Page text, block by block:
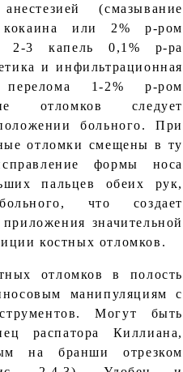
(смазывание
или 2% р-ром
2-3 капель 0,1% р-ра
и инфильтрационная
1-2% р-ром
отломков следует
больного. При
отломки смещены в ту
формы носа
пальцев обеих рук,
что создает
значительной
костных отломков.
отломков в полость
манипуляциям с
Могут быть
распатора Киллиана,
на бранши отрезком